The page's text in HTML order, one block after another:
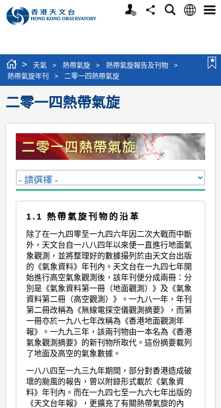
個
分
搜
語
選
> 天氣 > 熱帶氣旋 > 熱帶氣旋報告及刊物
>
熱帶氣旋年刊
> 二零一四熱帶氣旋
二零一四熱帶氣旋
1.1 熱帶氣旋刊物的沿革
除了在一九四零至一九四六年因二次大戰而中斷
外，天文台自一八八四年以來便一直進行地面氣
象觀測，並將整理好的數據撮列於由天文台出版
的《氣象資料》年刊內。天文台在一九四七年開
始進行高空氣象觀測後，該年刊便分成兩冊：分
別是《氣象資料第一冊（地面觀測）》及《氣象
資料第二冊（高空觀測）》。一九八一年，年刊
第二冊改稱為《無線電探空儀觀測摘要》，而第
一冊亦於一九八七年改稱為《香港地面觀測年
報》。一九九三年，該兩刊物由一本名為《香港
氣象觀測摘要》的新刊物所取代。這份摘要載列
了地面及高空的氣象數據。
一八八四至一九三九年期間，部分對香港造成破
壞的颱風的報告，曾以附錄形式載於《氣象資
料》年刊內。而在一九四七至一九六七年出版的
《天文台年報》，更擴充了有關熱帶氣旋的內